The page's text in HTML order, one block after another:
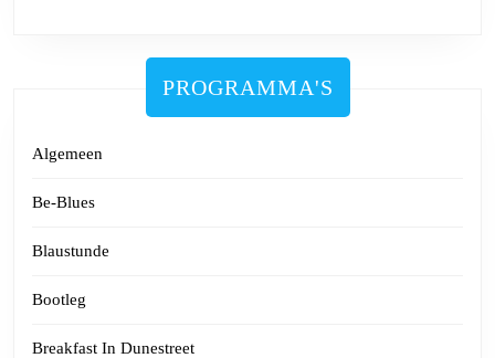
PROGRAMMA'S
Algemeen
Be-Blues
Blaustunde
Bootleg
Breakfast In Dunestreet